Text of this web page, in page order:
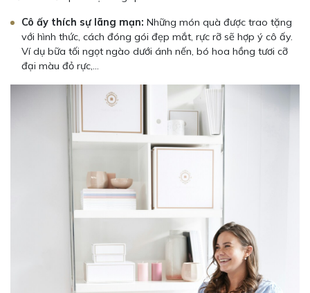
Cô ấy thích sự lãng mạn: Những món quà được trao tặng
với hình thức, cách đóng gói đẹp mắt, rực rỡ sẽ hợp ý cô ấy.
Ví dụ bữa tối ngọt ngào dưới ánh nến, bó hoa hồng tươi cỡ
đại màu đỏ rực,…